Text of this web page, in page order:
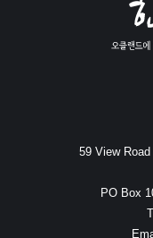
59 View
PO Box